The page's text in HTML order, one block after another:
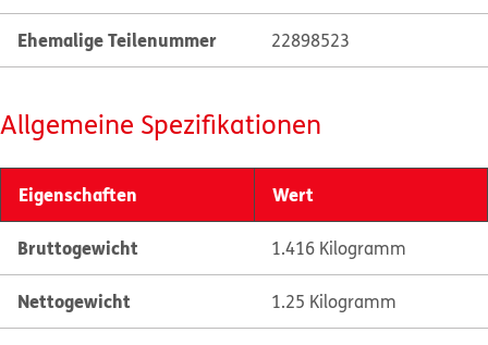
Ehemalige Teilenummer 22898523
Allgemeine Spezifikationen
Eigenschaften Wert
Bruttogewicht 1.416 Kilogramm
Nettogewicht 1.25 Kilogramm